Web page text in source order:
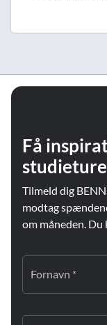
Få
Tilmeld dig
modtag
om måneden.
Fornavn *